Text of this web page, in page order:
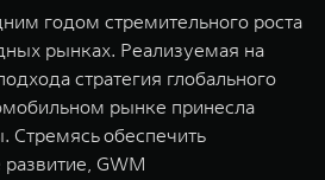
годом стремительного роста
рынках. Реализуемая на
стратегия глобального
рынке принесла
Стремясь обеспечить
GWM